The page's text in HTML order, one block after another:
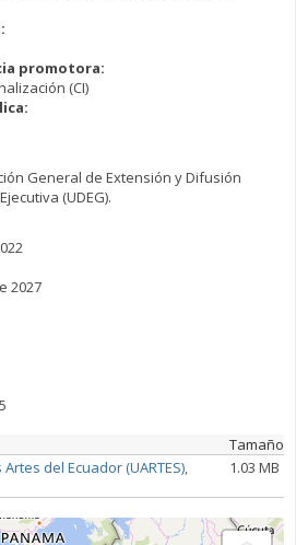
promotora:
(CI)
General de Extensión y Difusión
(UDEG).
2027
Tamaño
del Ecuador (UARTES),
1.03 MB